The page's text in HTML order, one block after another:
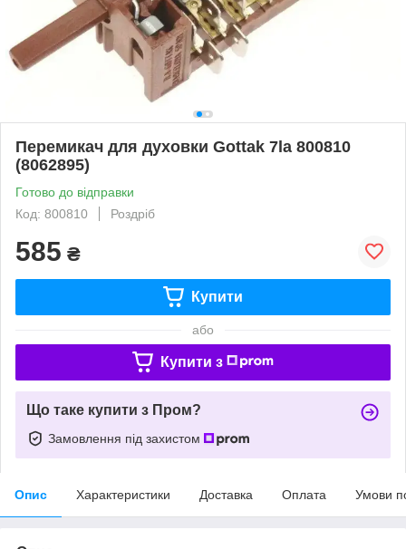
Перемикач для духовки Gottak 7la 800810
(8062895)
Готово до відправки
Код: 800810
Роздріб
585 ₴
Купити
або
Купити з
Що таке купити з Пром?
Замовлення під захистом
Опис Характеристики Доставка Оплата Умови